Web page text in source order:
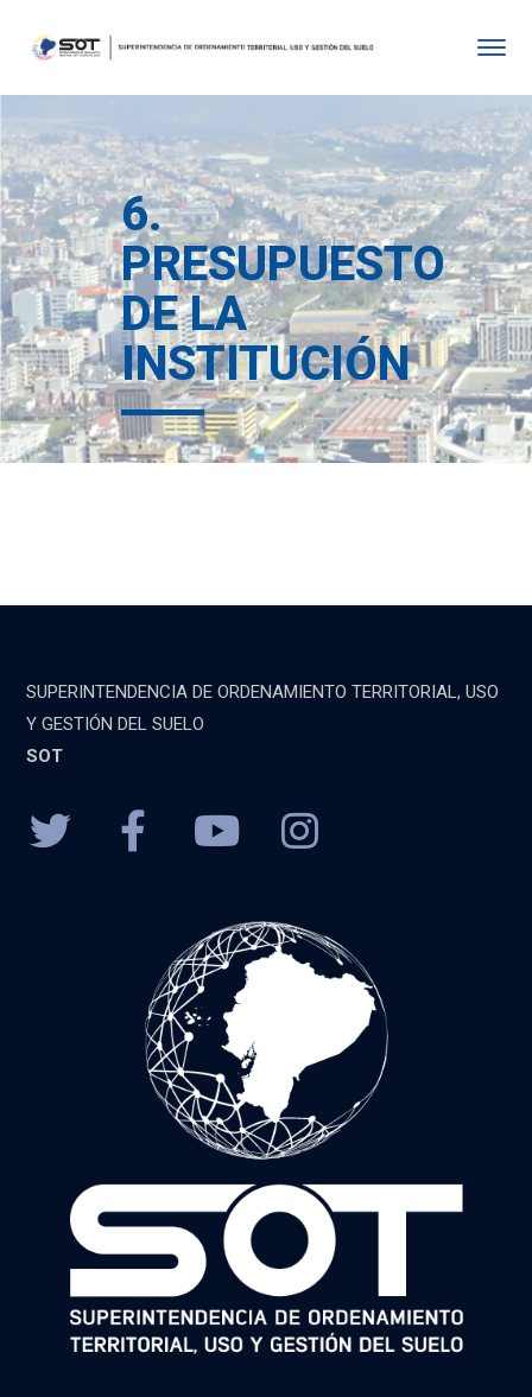
6.
PRESUPUESTO
DE LA
INSTITUCIÓN
SUPERINTENDENCIA DE ORDENAMIENTO TERRITORIAL, USO
Y GESTIÓN DEL SUELO
SOT